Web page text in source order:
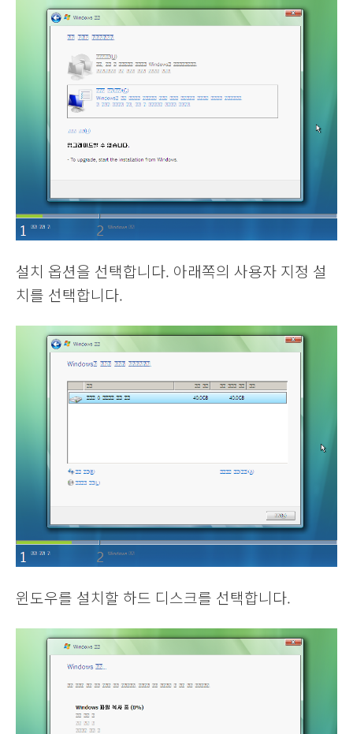
설치 옵션을 선택합니다. 아래쪽의 사용자 지정 설
치를 선택합니다.
윈도우를 설치할 하드 디스크를 선택합니다.